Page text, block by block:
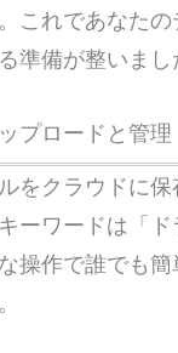
これであなた
準備が整いまし
プロードと管理
をクラウドに保
ーワードは「
操作で誰でも